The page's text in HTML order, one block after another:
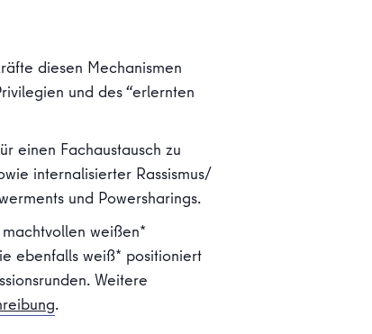
diesen Mechanismen
und des “erlernten
einen Fachaustausch zu
internalisierter Rassismus/
und Powersharings.
weißen*
ebenfalls weiß* positioniert
Weitere
.